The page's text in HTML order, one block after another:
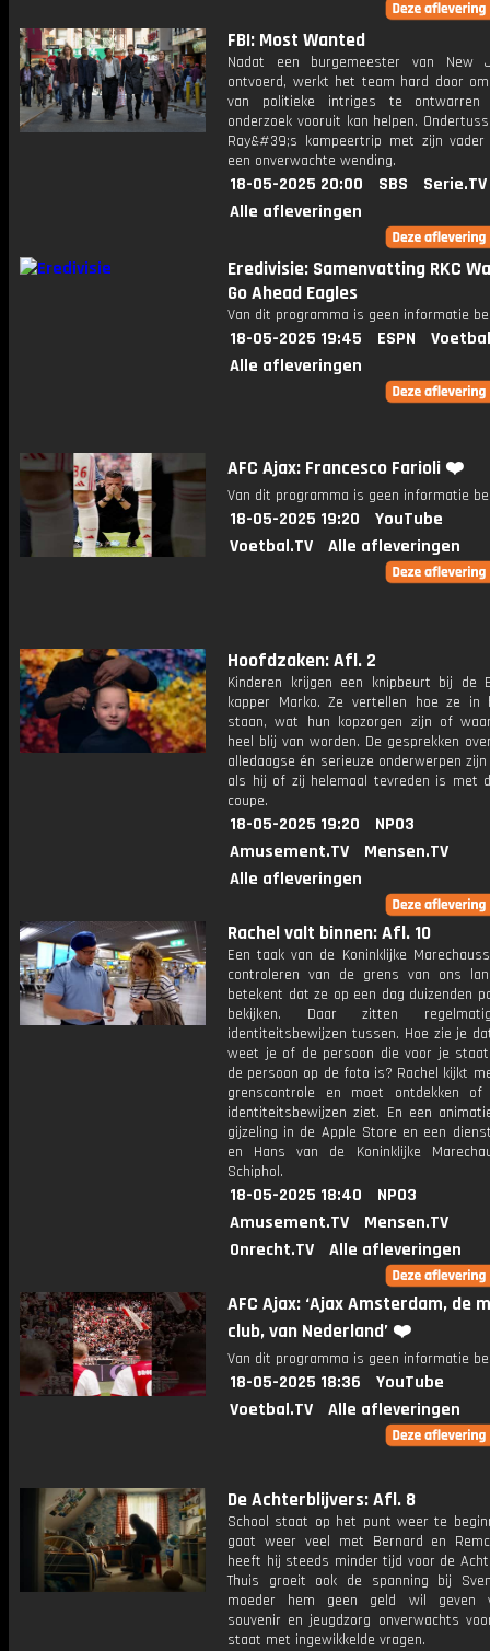
FBI: Most Wanted
Nadat een burgemeester van New
ontvoerd, werkt het team hard door
van politieke intriges te
onderzoek vooruit kan helpen.
Ray&#39;s kampeertrip met zijn vader
een onverwachte wending.
18-05-2025 20:00 SBS
Serie.TV
Alle afleveringen
Eredivisie: Samenvatting RKC
Go Ahead Eagles
Van dit programma is geen informatie
18-05-2025 19:45 ESPN
Alle afleveringen
AFC Ajax: Francesco Farioli ❤️
Van dit programma is geen informatie
18-05-2025 19:20
YouTube
Voetbal.TV
Alle afleveringen
Hoofdzaken: Afl. 2
Kinderen krijgen een knipbeurt bij de
kapper Marko. Ze vertellen hoe ze in
staan, wat hun kopzorgen zijn of
heel blij van worden. De gesprekken
alledaagse én serieuze onderwerpen
als hij of zij helemaal tevreden is met
coupe.
18-05-2025 19:20
NPO3
Amusement.TV
Mensen.TV
Alle afleveringen
Rachel valt binnen: Afl. 10
Een taak van de Koninklijke
controleren van de grens van ons
betekent dat ze op een dag duizenden
bekijken. Daar zitten
identiteitsbewijzen tussen. Hoe zie je
weet je of de persoon die voor je
de persoon op de foto is? Rachel kijkt
grenscontrole en moet ontdekken
identiteitsbewijzen ziet. En een
gijzeling in de Apple Store en een
en Hans van de Koninklijke
Schiphol.
18-05-2025 18:40
NPO3
Amusement.TV
Mensen.TV
Onrecht.TV
Alle afleveringen
AFC Ajax: ‘Ajax Amsterdam, de
club, van Nederland’ ❤️
Van dit programma is geen informatie
18-05-2025 18:36
YouTube
Voetbal.TV
Alle afleveringen
De Achterblijvers: Afl. 8
School staat op het punt weer te
gaat weer veel met Bernard en
heeft hij steeds minder tijd voor de
Thuis groeit ook de spanning bij
moeder hem geen geld wil geven
souvenir en jeugdzorg onverwachts
staat met ingewikkelde vragen.